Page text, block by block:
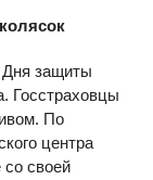
защиты
Госстраховцы
По
центра
со своей